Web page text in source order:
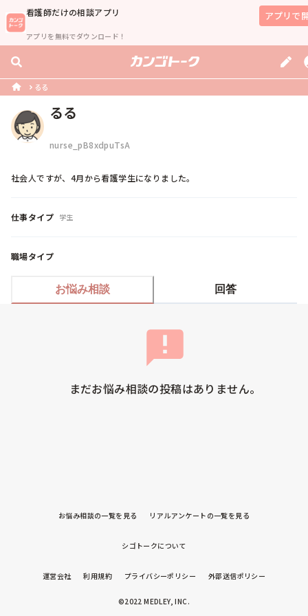
看護師だけの相談アプリ
アプリを無料でダウンロード！
アプリで
るる
るる
nurse_pB8xdpuTsA
社会人ですが、4月から看護学生になりました。
仕事タイプ 学生
職場タイプ
お悩み相談 回答
まだお悩み相談の投稿はありません。
お悩み相談の一覧を見る リアルアンケートの一覧を見る
シゴトークについて
運営会社 利用規約 プライバシーポリシー 外部送信ポリシー
©2022 MEDLEY, INC.